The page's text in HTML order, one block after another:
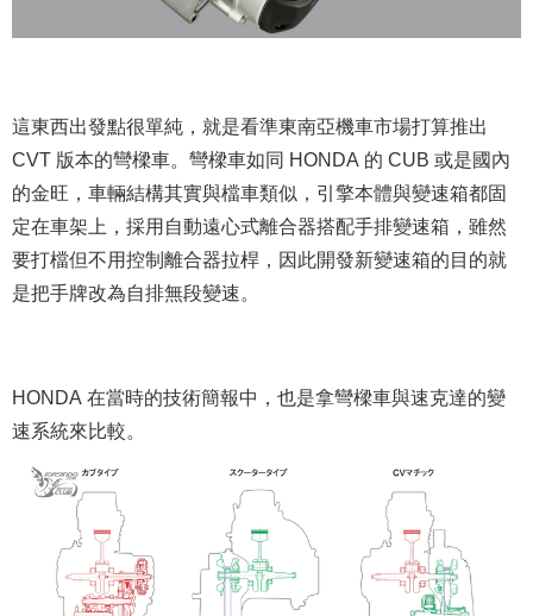
這東西出發點很單純，就是看準東南亞機車市場打算推出
CVT 版本的彎樑車。彎樑車如同 HONDA 的 CUB 或是國內
的金旺，車輛結構其實與檔車類似，引擎本體與變速箱都固
定在車架上，採用自動遠心式離合器搭配手排變速箱，雖然
要打檔但不用控制離合器拉桿，因此開發新變速箱的目的就
是把手牌改為自排無段變速。
HONDA 在當時的技術簡報中，也是拿彎樑車與速克達的變
速系統來比較。